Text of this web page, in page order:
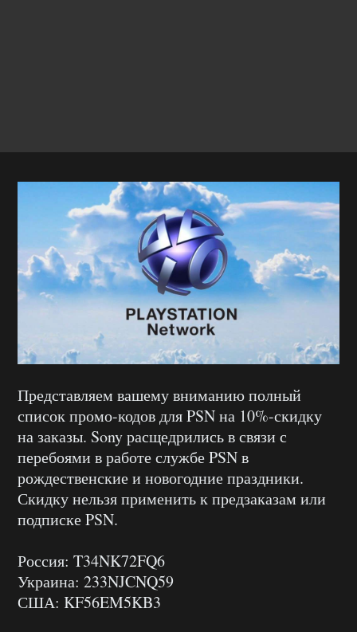
Представляем вашему вниманию полный
список промо-кодов для PSN на 10%-скидку
на заказы. Sony расщедрились в связи с
перебоями в работе службе PSN в
рождественские и новогодние праздники.
Скидку нельзя применить к предзаказам или
подписке PSN.
Россия: T34NK72FQ6
Украина: 233NJCNQ59
США: KF56EM5KB3